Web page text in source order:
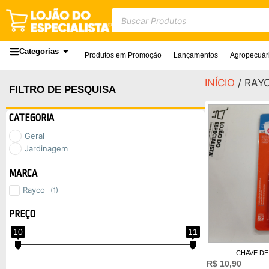
Categorias Produtos em Promoção Lançamentos
FILTRO DE PESQUISA
CATEGORIA
Geral
Jardinagem
MARCA
Rayco (1)
PREÇO
10 11
INÍCIO /
CHAVE
R$ 10,90